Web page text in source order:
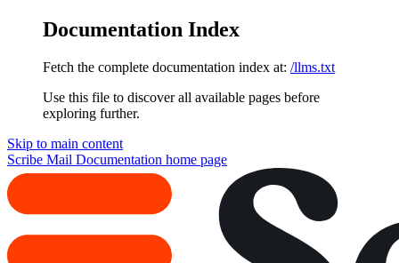
Documentation Index
Fetch the complete documentation index at: /llms.txt
Use this file to discover all available pages before
exploring further.
Skip to main content
Scribe Mail Documentation home page